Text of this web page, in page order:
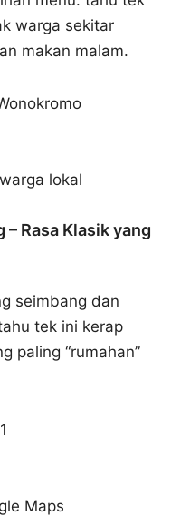
warga sekitar
makan malam.
lokal
– Rasa Klasik yang
seimbang dan
tek ini kerap
paling “rumahan”
Maps